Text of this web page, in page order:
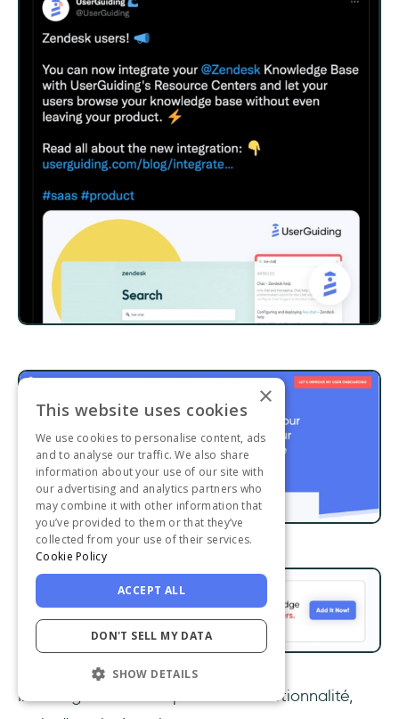
Il ne s'agissait même pas d'une fonctionnalité,
×
This website uses cookies
We use cookies to personalise content, ads
and to analyse our traffic. We also share
information about your use of our site with
our advertising and analytics partners who
may combine it with other information that
you’ve provided to them or that they’ve
collected from your use of their services.
Cookie Policy
ACCEPT ALL
DON'T SELL MY DATA
SHOW DETAILS